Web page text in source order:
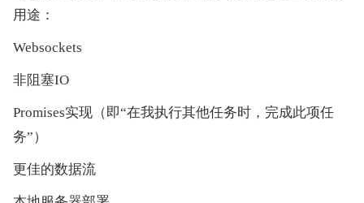
用途：
Websockets
非阻塞IO
Promises实现（即“在我执行其他任务时，完成此项任
务”）
更佳的数据流